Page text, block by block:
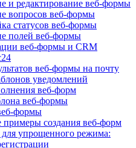
и редактирование веб-формы
вопросов веб-формы
статусов веб-формы
полей веб-формы
веб-формы и CRM
веб-формы на почту
уведомлений
веб-форм
веб-формы
формы
примеры создания веб-форм
упрощенного режима: